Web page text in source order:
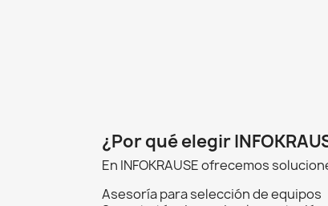
¿Por qué elegir
En INFOKRAUSE ofrecemos
Asesoría para selección de equipos